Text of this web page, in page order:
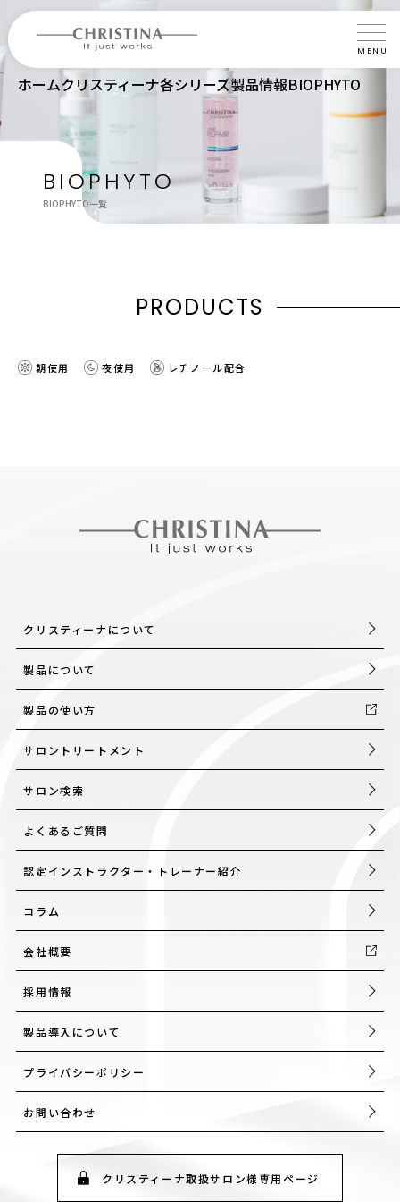
BIOPHYTO
BIOPHYTO一覧
MENU
クリスティーナについて
製品について
製品の使い方
サロントリートメント
会社概要
プライバシーポリシー
ホームクリスティーナ各シリーズ製品情報BIOPHYTO
PRODUCTS
朝使用 夜使用 レチノール配合
クリスティーナについて
製品について
製品の使い方
サロントリートメント
サロン検索
よくあるご質問
認定インストラクター・トレーナー紹介
コラム
会社概要
採用情報
製品導入について
プライバシーポリシー
お問い合わせ
クリスティーナ取扱サロン様専用ページ